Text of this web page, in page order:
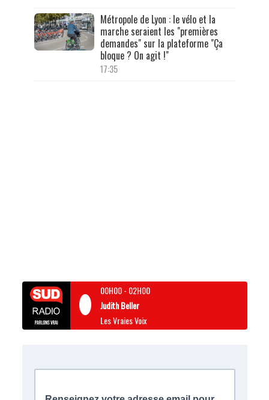
Métropole de Lyon : le vélo et la
marche seraient les "premières
demandes" sur la plateforme "Ça
bloque ? On agit !"
17:35
00H00- 02H00
Judith Beller
Les Vraies Voix